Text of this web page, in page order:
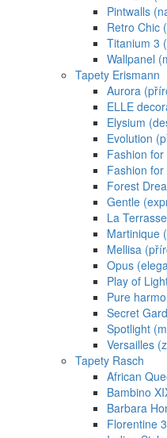
Pintwalls
Retro Chic
Titanium 3
Wallpanel
Tapety Erismann
Aurora
ELLE
Elysium
Evolution
Fashion
Fashion
Forest
Gentle
La
Martinique
Mellisa
Opus
Play of
Pure
Secret
Spotlight
Versailles
Tapety Rasch
African
Bambino
Barbara
Florentine